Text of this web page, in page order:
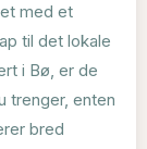
med et
til det lokale
i Bø, er de
trenger, enten
bred